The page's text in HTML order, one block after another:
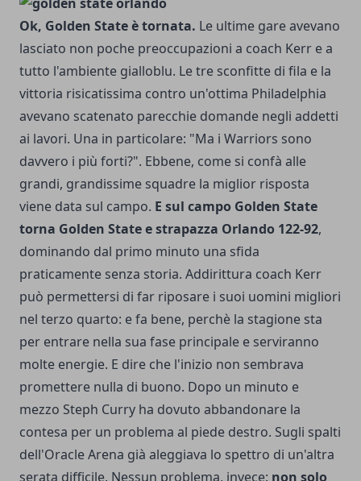
Ok, Golden State è tornata. Le ultime gare avevano
lasciato non poche preoccupazioni a coach Kerr e a
tutto l'ambiente gialloblu. Le tre sconfitte di fila e la
vittoria risicatissima contro un'ottima Philadelphia
avevano scatenato parecchie domande negli addetti
ai lavori. Una in particolare: "Ma i Warriors sono
davvero i più forti?". Ebbene, come si confà alle
grandi, grandissime squadre la miglior risposta
viene data sul campo. E sul campo Golden State
torna Golden State e strapazza Orlando 122-92,
dominando dal primo minuto una sfida
praticamente senza storia. Addirittura coach Kerr
può permettersi di far riposare i suoi uomini migliori
nel terzo quarto: e fa bene, perchè la stagione sta
per entrare nella sua fase principale e serviranno
molte energie. E dire che l'inizio non sembrava
promettere nulla di buono. Dopo un minuto e
mezzo Steph Curry ha dovuto abbandonare la
contesa per un problema al piede destro. Sugli spalti
dell'Oracle Arena già aleggiava lo spettro di un'altra
serata difficile. Nessun problema, invece: non solo